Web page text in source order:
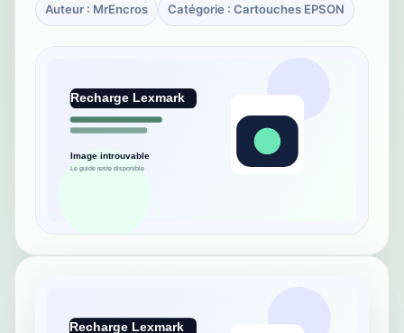
Auteur : MrEncros Catégorie : Cartouches EPSON